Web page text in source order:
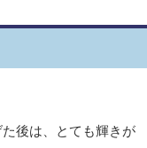
後は、とても輝きが